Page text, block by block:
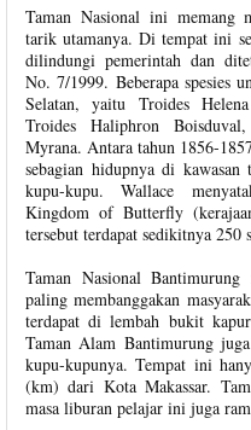
Taman Nasional ini memang
tarik utamanya. Di tempat ini
dilindungi pemerintah dan
No. 7/1999. Beberapa spesies
Selatan, yaitu Troides
Troides Haliphron
Myrana. Antara tahun 1856-
sebagian hidupnya di
kupu-kupu. Wallace
Kingdom of Butterfly
tersebut terdapat sedikitnya 250
Taman Nasional
paling membanggakan
terdapat di lembah bukit
Taman Alam Bantimurung
kupu-kupunya. Tempat ini
(km) dari Kota Makassar.
masa liburan pelajar ini juga